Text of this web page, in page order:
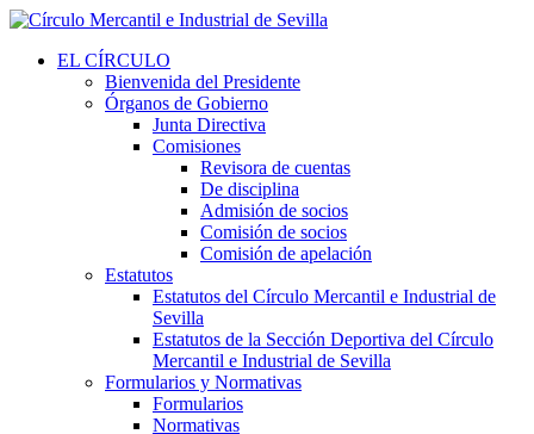
EL CÍRCULO
Bienvenida del Presidente
Órganos de Gobierno
Junta Directiva
Comisiones
Revisora de cuentas
De disciplina
Admisión de socios
Comisión de socios
Comisión de apelación
Estatutos
Estatutos del Círculo Mercantil e Industrial de
Sevilla
Estatutos de la Sección Deportiva del Círculo
Mercantil e Industrial de Sevilla
Formularios y Normativas
Formularios
Normativas